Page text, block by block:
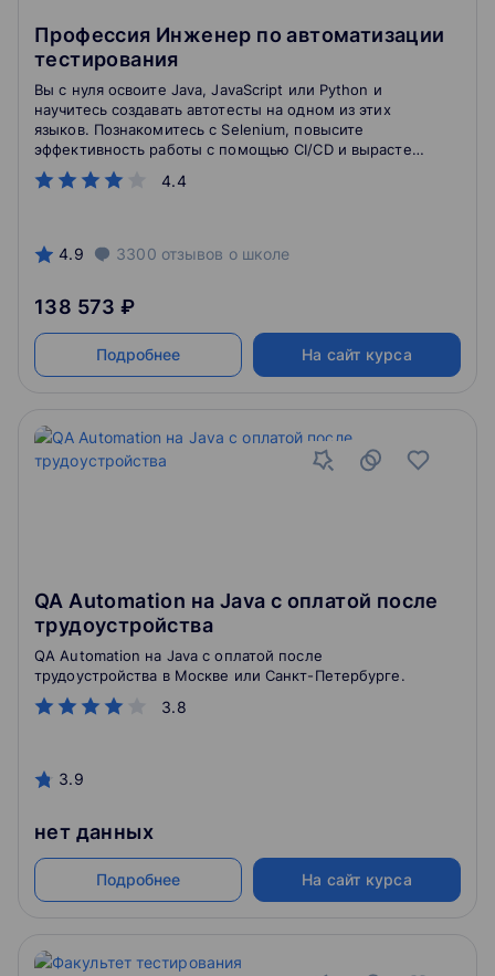
Профессия Инженер по автоматизации
тестирования
4.4
Вы с нуля освоите Java, JavaScript или Python и
научитесь создавать автотесты на одном из этих
языков. Познакомитесь с Selenium, повысите
эффективность работы с помощью CI/CD и вырастете
как QA-инженер.
4.9 3300 отзывов о школе
138 573 ₽
Подробнее На сайт курса
QA Automation на Java с оплатой после
трудоустройства
3.8
QA Automation на Java с оплатой после
трудоустройства в Москве или Санкт-Петербурге.
3.9
нет данных
Подробнее На сайт курса